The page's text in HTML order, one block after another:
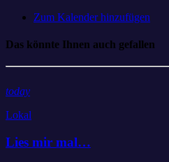
Zum Kalender hinzufügen
Das könnte Ihnen auch gefallen
today
Lokal
Lies mir mal…